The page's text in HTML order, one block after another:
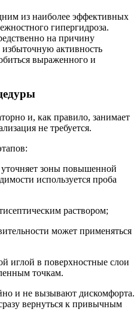
из наиболее эффективных
гипергидроза.
на причину
активность
выраженного и
и, как правило, занимает
не требуется.
зоны повышенной
используется проба
раствором;
может применяться
иглой в поверхностные слои
точкам.
и не вызывают дискомфорта.
вернуться к привычным